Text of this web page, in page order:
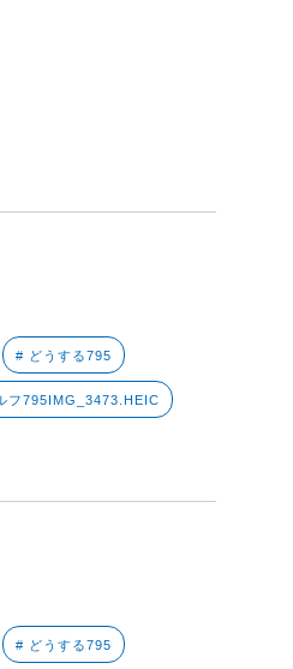
# どうする795
フ795IMG_3473.HEIC
# どうする795